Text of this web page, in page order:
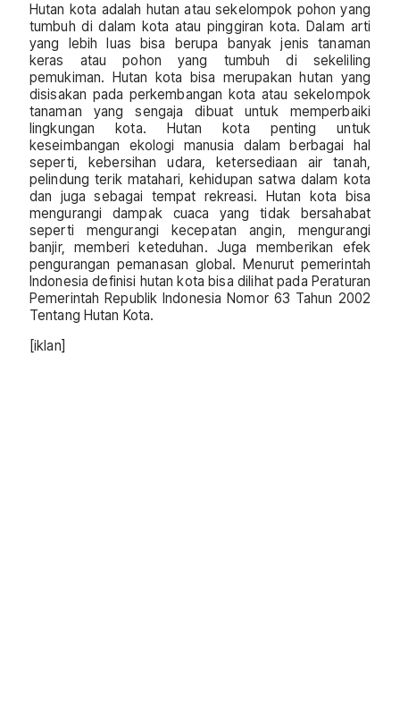
Hutan kota adalah hutan atau sekelompok pohon yang
tumbuh di dalam kota atau pinggiran kota. Dalam arti
yang lebih luas bisa berupa banyak jenis tanaman
keras atau pohon yang tumbuh di sekeliling
pemukiman. Hutan kota bisa merupakan hutan yang
disisakan pada perkembangan kota atau sekelompok
tanaman yang sengaja dibuat untuk memperbaiki
lingkungan kota. Hutan kota penting untuk
keseimbangan ekologi manusia dalam berbagai hal
seperti, kebersihan udara, ketersediaan air tanah,
pelindung terik matahari, kehidupan satwa dalam kota
dan juga sebagai tempat rekreasi. Hutan kota bisa
mengurangi dampak cuaca yang tidak bersahabat
seperti mengurangi kecepatan angin, mengurangi
banjir, memberi keteduhan. Juga memberikan efek
pengurangan pemanasan global. Menurut pemerintah
Indonesia definisi hutan kota bisa dilihat pada Peraturan
Pemerintah Republik Indonesia Nomor 63 Tahun 2002
Tentang Hutan Kota.
[iklan]